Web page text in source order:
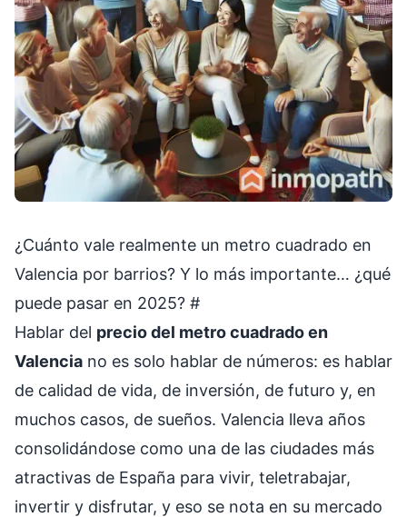
¿Cuánto vale realmente un metro cuadrado en
Valencia por barrios? Y lo más importante… ¿qué
puede pasar en 2025? #
Hablar del precio del metro cuadrado en
Valencia no es solo hablar de números: es hablar
de calidad de vida, de inversión, de futuro y, en
muchos casos, de sueños. Valencia lleva años
consolidándose como una de las ciudades más
atractivas de España para vivir, teletrabajar,
invertir y disfrutar, y eso se nota en su mercado